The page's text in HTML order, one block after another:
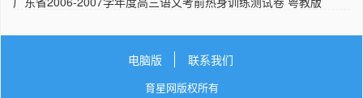
电脑版 联系我们
育星网版权所有